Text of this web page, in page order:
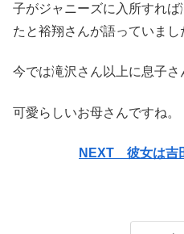
子がジャニーズに入所すれ
たと裕翔さんが語っていまし
今では滝沢さん以上に息子さ
可愛らしいお母さんですね。
NEXT 彼女は吉